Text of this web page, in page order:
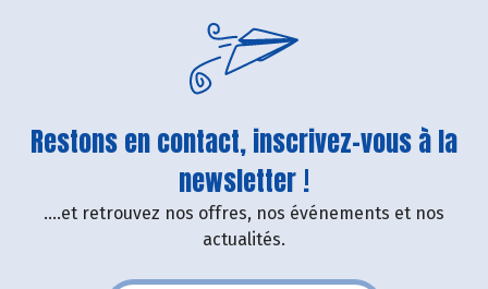
Restons en contact, inscrivez-vous à la
newsletter !
....et retrouvez nos offres, nos événements et nos
actualités.